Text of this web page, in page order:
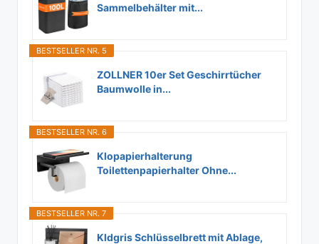
Sammelbehälter mit...
BESTSELLER NR. 5
ZOLLNER 10er Set Geschirrtücher
Baumwolle in...
BESTSELLER NR. 6
Klopapierhalterung
Toilettenpapierhalter Ohne...
BESTSELLER NR. 7
Kldgris Schlüsselbrett mit Ablage,